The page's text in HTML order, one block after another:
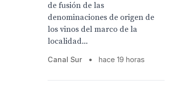
de fusión de las
denominaciones de origen de
los vinos del marco de la
localidad...
Canal Sur • hace 19 horas